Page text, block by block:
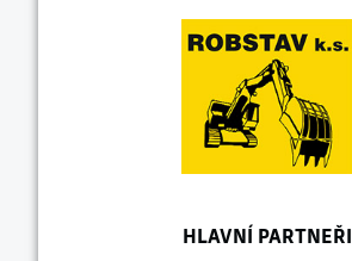
HLAVNÍ PARTNEŘI